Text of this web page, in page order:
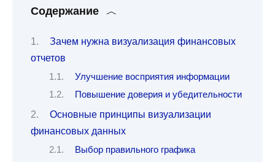
Содержание
Зачем нужна визуализация финансовых
отчетов
Улучшение восприятия информации
Повышение доверия и убедительности
Основные принципы визуализации
финансовых данных
Выбор правильного графика